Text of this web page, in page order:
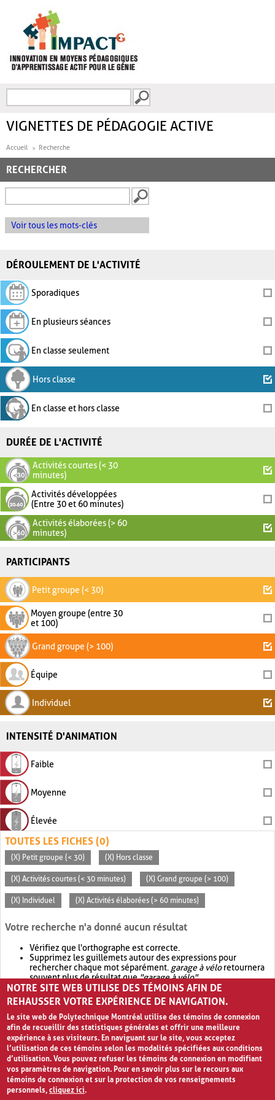
FORMULAIRE DE
VIGNETTES DE PÉDAGOGIE ACTIVE
Accueil Recherche
RECHERCHER
Voir tous les mots-clés
DÉROULEMENT DE L'ACTIVITÉ
Sporadiques
En plusieurs séances
En classe seulement
Hors classe
En classe et hors classe
DURÉE DE L'ACTIVITÉ
Activités courtes (< 30
minutes)
Activités développées
(Entre 30 et 60 minutes)
Activités élaborées (> 60
minutes)
PARTICIPANTS
Petit groupe (< 30)
Moyen groupe (entre 30
et 100)
Grand groupe (> 100)
Équipe
Individuel
INTENSITÉ D'ANIMATION
Faible
Moyenne
Élevée
TOUTES LES FICHES (0)
(X) Petit groupe (< 30) (X) Hors classe
(X) Activités courtes (< 30 minutes) (X) Grand groupe (> 100)
(X) Individuel (X) Activités élaborées (> 60 minutes)
Votre recherche n'a donné aucun résultat
Vérifiez que l'orthographe est correcte.
Supprimez les guillemets autour des expressions pour
rechercher chaque mot séparément. garage à véloretournera
souvent plus de résultat que"garage à vélo".
Envisagez d'élargir votre recherche avec OR.garage OR vélo
retournera souvent plus de résultat quegarage à vélo
NOTRE SITE WEB UTILISE DES TÉMOINS AFIN DE
REHAUSSER VOTRE EXPÉRIENCE DE NAVIGATION.
Le site web de Polytechnique Montréal utilise des témoins de connexion
afin de recueillir des statistiques générales et offrir une meilleure
expérience à ses visiteurs. En naviguant sur le site, vous acceptez
l’utilisation de ces témoins selon les modalités spécifiées aux conditions
d’utilisation. Vous pouvez refuser les témoins de connexion en modifiant
vos paramètres de navigation. Pour en savoir plus sur le recours aux
témoins de connexion et sur la protection de vos renseignements
personnels,cliquez ici.